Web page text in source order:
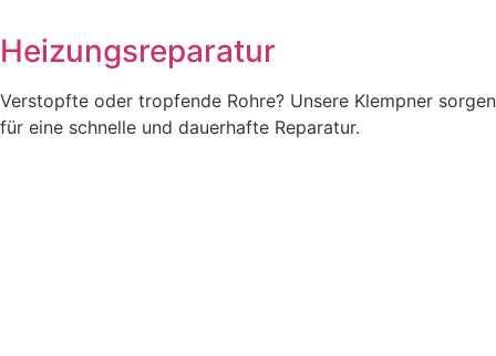
Heizungsreparatur
Verstopfte oder tropfende Rohre? Unsere Klempner sorgen
für eine schnelle und dauerhafte Reparatur.